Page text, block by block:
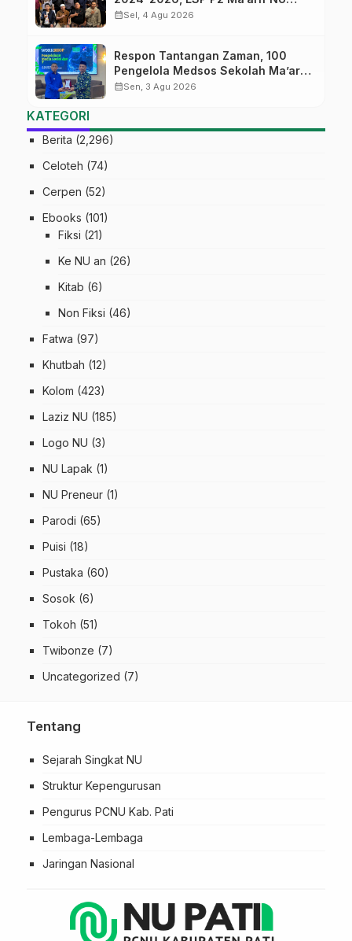
Jateng Mantapkan Sinergi Link and
calendar_monthSel, 4 Agu 2026
Respon Tantangan Zaman, 100
Pengelola Medsos Sekolah Ma’arif
Pekalongan Ikuti Pelatihan Literasi
calendar_monthSen, 3 Agu 2026
KATEGORI
Berita (2,296)
Celoteh (74)
Cerpen (52)
Ebooks (101)
Fiksi (21)
Ke NU an (26)
Kitab (6)
Non Fiksi (46)
Fatwa (97)
Khutbah (12)
Kolom (423)
Laziz NU (185)
Logo NU (3)
NU Lapak (1)
NU Preneur (1)
Parodi (65)
Puisi (18)
Pustaka (60)
Sosok (6)
Tokoh (51)
Twibonze (7)
Uncategorized (7)
Tentang
Sejarah Singkat NU
Struktur Kepengurusan
Pengurus PCNU Kab. Pati
Lembaga-Lembaga
Jaringan Nasional